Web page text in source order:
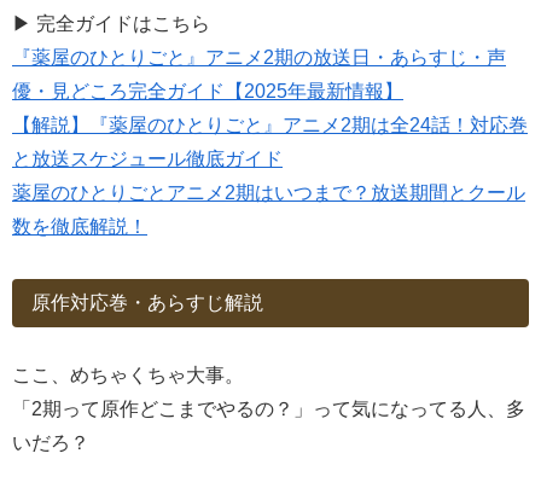
▶ 完全ガイドはこちら
『薬屋のひとりごと』アニメ2期の放送日・あらすじ・声
優・見どころ完全ガイド【2025年最新情報】
【解説】『薬屋のひとりごと』アニメ2期は全24話！対応巻
と放送スケジュール徹底ガイド
薬屋のひとりごとアニメ2期はいつまで？放送期間とクール
数を徹底解説！
原作対応巻・あらすじ解説
ここ、めちゃくちゃ大事。
「2期って原作どこまでやるの？」って気になってる人、多
いだろ？